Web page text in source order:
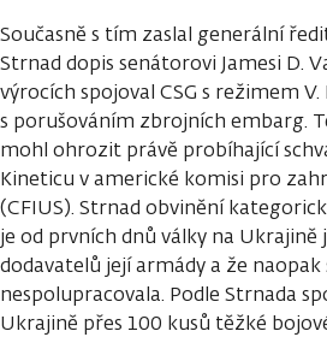
Současně s tím zaslal generální
Strnad dopis senátorovi Jamesi D.
výrocích spojoval CSG s režimem
s porušováním zbrojních embarg.
mohl ohrozit právě probíhající
Kineticu v americké komisi pro
(CFIUS). Strnad obvinění
je od prvních dnů války na Ukrajině
dodavatelů její armády a že naopak
nespolupracovala. Podle Strnada
Ukrajině přes 100 kusů těžké